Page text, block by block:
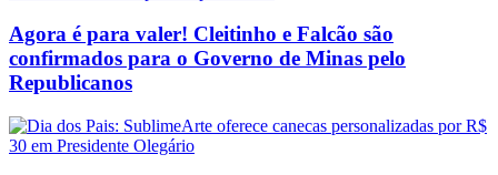
Agora é para valer! Cleitinho e Falcão são
confirmados para o Governo de Minas pelo
Republicanos